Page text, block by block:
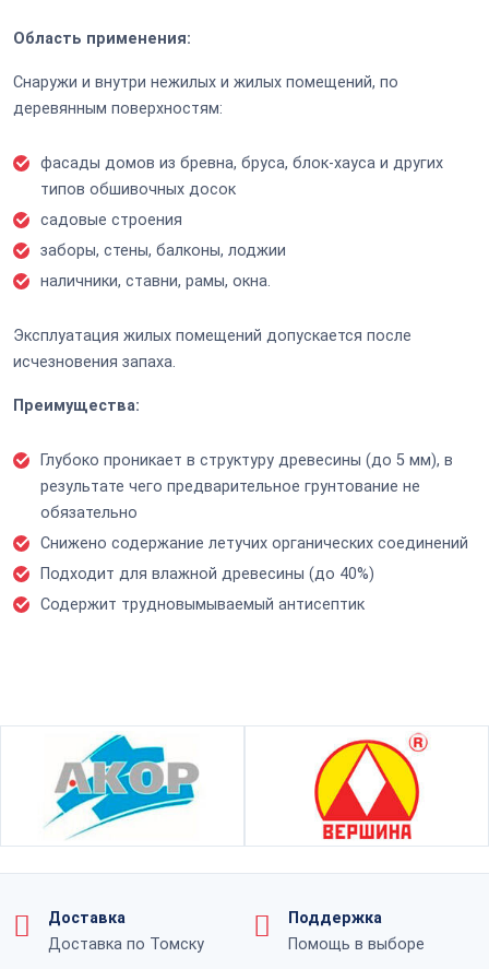
Область применения:
Снаружи и внутри нежилых и жилых помещений, по
деревянным поверхностям:
фасады домов из бревна, бруса, блок-хауса и других
типов обшивочных досок
садовые строения
заборы, стены, балконы, лоджии
наличники, ставни, рамы, окна.
Эксплуатация жилых помещений допускается после
исчезновения запаха.
Преимущества:
Глубоко проникает в структуру древесины (до 5 мм), в
результате чего предварительное грунтование не
обязательно
Снижено содержание летучих органических соединений
Подходит для влажной древесины (до 40%)
Содержит трудновымываемый антисептик
Доставка
Доставка по Томску
Поддержка
Помощь в выборе